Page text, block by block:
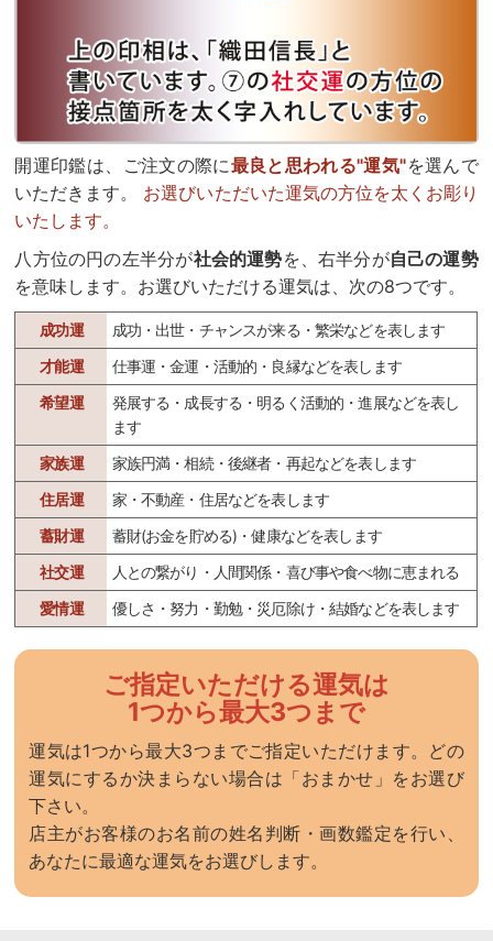
開運印鑑は、ご注文の際に最良と思われる"運気"を選んで
いただきます。 お選びいただいた運気の方位を太くお彫り
いたします。
八方位の円の左半分が社会的運勢を、右半分が自己の運勢
を意味します。お選びいただける運気は、次の8つです。
成功運
成功・出世・チャンスが来る・繁栄などを表します
才能運
仕事運・金運・活動的・良縁などを表します
希望運
発展する・成長する・明るく活動的・進展などを表し
ます
家族運
家族円満・相続・後継者・再起などを表します
住居運
家・不動産・住居などを表します
蓄財運
蓄財(お金を貯める)・健康などを表します
社交運
人との繋がり・人間関係・喜び事や食べ物に恵まれる
愛情運
優しさ・努力・勤勉・災厄除け・結婚などを表します
ご指定いただける運気は
1つから最大3つまで
運気は1つから最大3つまでご指定いただけます。どの
運気にするか決まらない場合は「おまかせ」をお選び
下さい。
店主がお客様のお名前の姓名判断・画数鑑定を行い、
あなたに最適な運気をお選びします。